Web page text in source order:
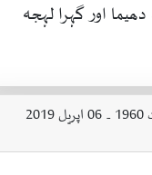
اور گہرا لہجہ